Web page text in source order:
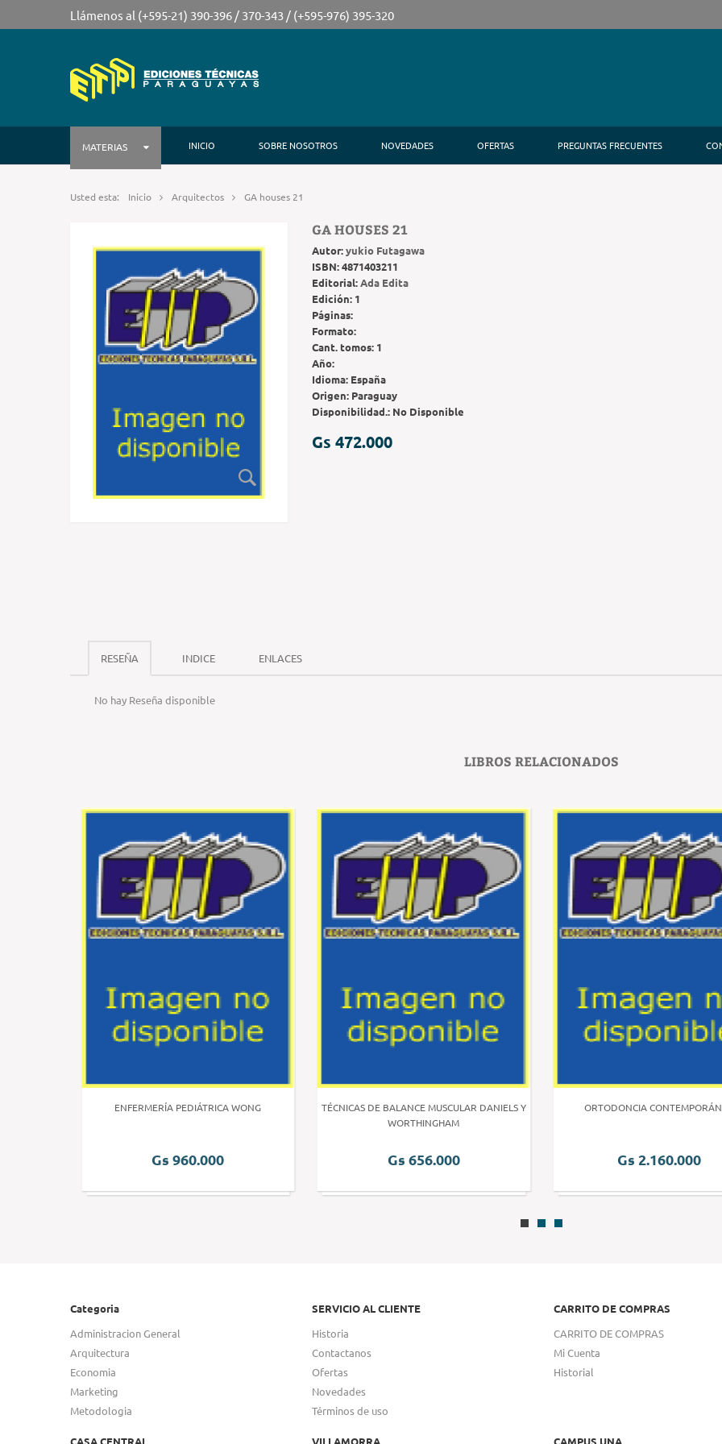
Llámenos al (+595-21) 390-396 / 370-343 / (+595-976) 395-320
MATERIAS INICIO SOBRE NOSOTROS NOVEDADES OFERTAS PREGUNTAS FRECUENTES
Usted esta: Inicio Arquitectos GA houses 21
GA HOUSES 21
Autor:yukio Futagawa
ISBN:4871403211
Editorial:Ada Edita
Edición: 1
Páginas:
Formato:
Cant. tomos: 1
Año:
Idioma: España
Origen: Paraguay
Disponibilidad.: No Disponible
Gs 472.000
RESEÑA INDICE ENLACES
No hay Reseña disponible
LIBROS RELACIONADOS
ENFERMERÍA PEDIÁTRICA WONG
Gs 960.000
TÉCNICAS DE BALANCE MUSCULAR DANIELS Y
WORTHINGHAM
Gs 656.000
ORTODONCIA
Gs 2.160.000
Categoria
Administracion General
Arquitectura
Economia
Marketing
Metodologia
SERVICIO AL CLIENTE
Historia
Contactanos
Ofertas
Novedades
Términos de uso
CARRITO DE COMPRAS
CARRITO DE COMPRAS
Mi Cuenta
Historial
CASA CENTRAL VILLAMORRA CAMPUS UNA